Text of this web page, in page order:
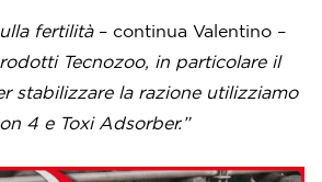
fertilità – continua Valentino –
Tecnozoo, in particolare il
stabilizzare la razione utilizziamo
4 e Toxi Adsorber.”